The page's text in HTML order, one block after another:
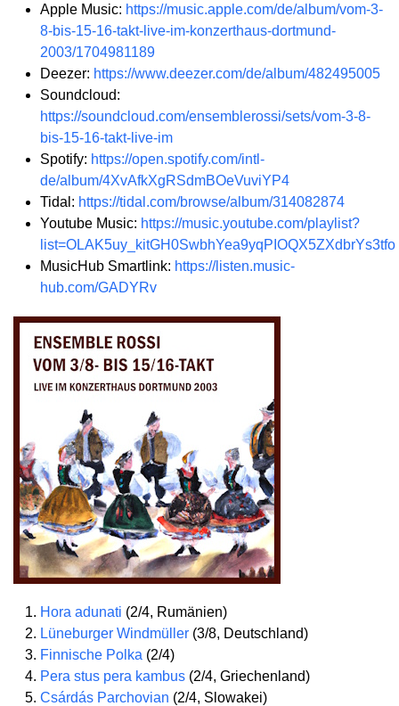
Apple Music: https://music.apple.com/de/album/vom-3-
8-bis-15-16-takt-live-im-konzerthaus-dortmund-
2003/1704981189
Deezer: https://www.deezer.com/de/album/482495005
Soundcloud:
https://soundcloud.com/ensemblerossi/sets/vom-3-8-
bis-15-16-takt-live-im
Spotify: https://open.spotify.com/intl-
de/album/4XvAfkXgRSdmBOeVuviYP4
Tidal: https://tidal.com/browse/album/314082874
Youtube Music: https://music.youtube.com/playlist?
list=OLAK5uy_kitGH0SwbhYea9yqPIOQX5ZXdbrYs3tfo
MusicHub Smartlink: https://listen.music-
hub.com/GADYRv
Hora adunati (2/4, Rumänien)
Lüneburger Windmüller (3/8, Deutschland)
Finnische Polka (2/4)
Pera stus pera kambus (2/4, Griechenland)
Csárdás Parchovian (2/4, Slowakei)